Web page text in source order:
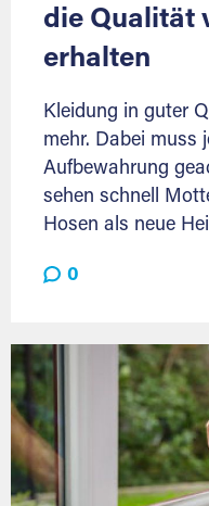
die Qualität
erhalten
Kleidung in guter
mehr. Dabei muss
Aufbewahrung
sehen schnell
Hosen als neue
0